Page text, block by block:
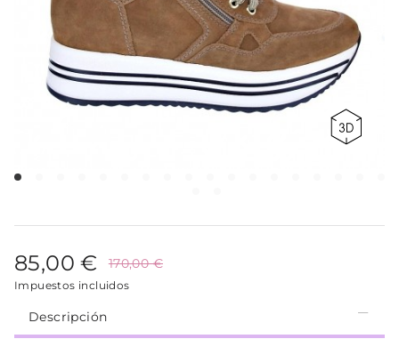
85,00 € 170,00 €
Impuestos incluidos
Descripción